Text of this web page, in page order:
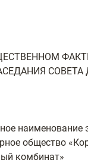
СОВЕТА
наименование
общество
комбинат»